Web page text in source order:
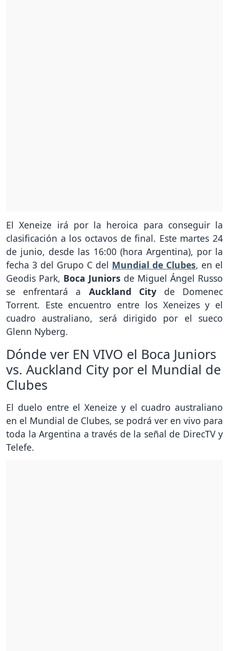
El Xeneize irá por la heroica para conseguir la
clasificación a los octavos de final. Este martes 24
de junio, desde las 16:00 (hora Argentina), por la
fecha 3 del Grupo C del Mundial de Clubes, en el
Geodis Park, Boca Juniors de Miguel Ángel Russo
se enfrentará a Auckland City de Domenec
Torrent. Este encuentro entre los Xeneizes y el
cuadro australiano, será dirigido por el sueco
Glenn Nyberg.
Dónde ver EN VIVO el Boca Juniors
vs. Auckland City por el Mundial de
Clubes
El duelo entre el Xeneize y el cuadro australiano
en el Mundial de Clubes, se podrá ver en vivo para
toda la Argentina a través de la señal de DirecTV y
Telefe.